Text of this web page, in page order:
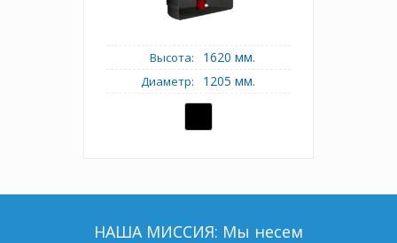
Высота: 1620 мм.
Диаметр: 1205 мм.
НАША МИССИЯ: Мы несем